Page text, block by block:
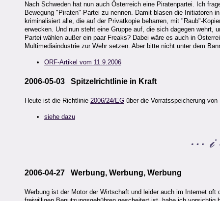
Nach Schweden hat nun auch Österreich eine Piratenpartei. Ich
Bewegung "Piraten"-Partei zu nennen. Damit blasen die Initiatoren
kriminalisiert alle, die auf der Privatkopie beharren, mit "Raub"-
erwecken. Und nun steht eine Gruppe auf, die sich dagegen
Partei wählen außer ein paar Freaks? Dabei wäre es auch in
Multimediaindustrie zur Wehr setzen. Aber bitte nicht unter dem
ORF-Artikel vom 11.9.2006
2006-05-03 Spitzelrichtlinie in Kraft
Heute ist die Richtlinie 2006/24/EG über die Vorratsspeicherung
siehe dazu
2006-04-27 Werbung, Werbung, Werbung
Werbung ist der Motor der Wirtschaft und leider auch im Internet